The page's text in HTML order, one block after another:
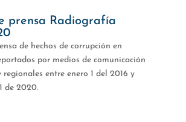
prensa Radiografía
de hechos de corrupción en
por medios de comunicación
regionales entre enero 1 del 2016 y
de 2020.